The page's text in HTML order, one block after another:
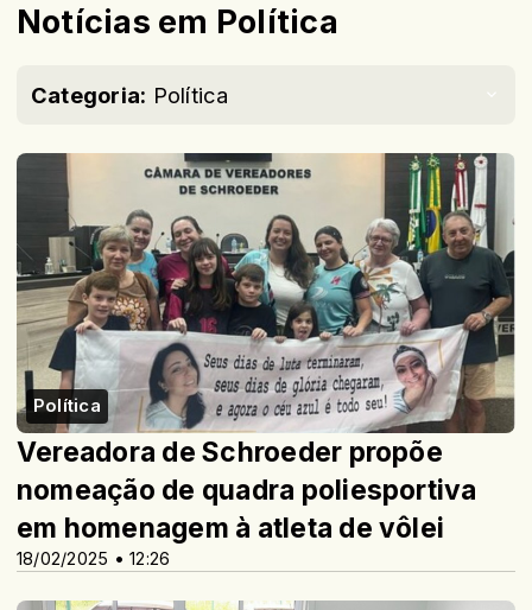
Notícias em Política
Categoria: Política
Política
18/02/2025 • 12:26
Vereadora de Schroeder propõe
nomeação de quadra poliesportiva
em homenagem à atleta de vôlei